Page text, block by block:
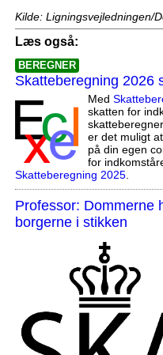
Kilde: Ligningsvejledningen/
Læs også:
BEREGNER
Skatteberegning 2026
Med
skatten for
er det muligt
på din egen
for
Skatteberegning 2025.
Professor: Dommerne
borgerne i stikken